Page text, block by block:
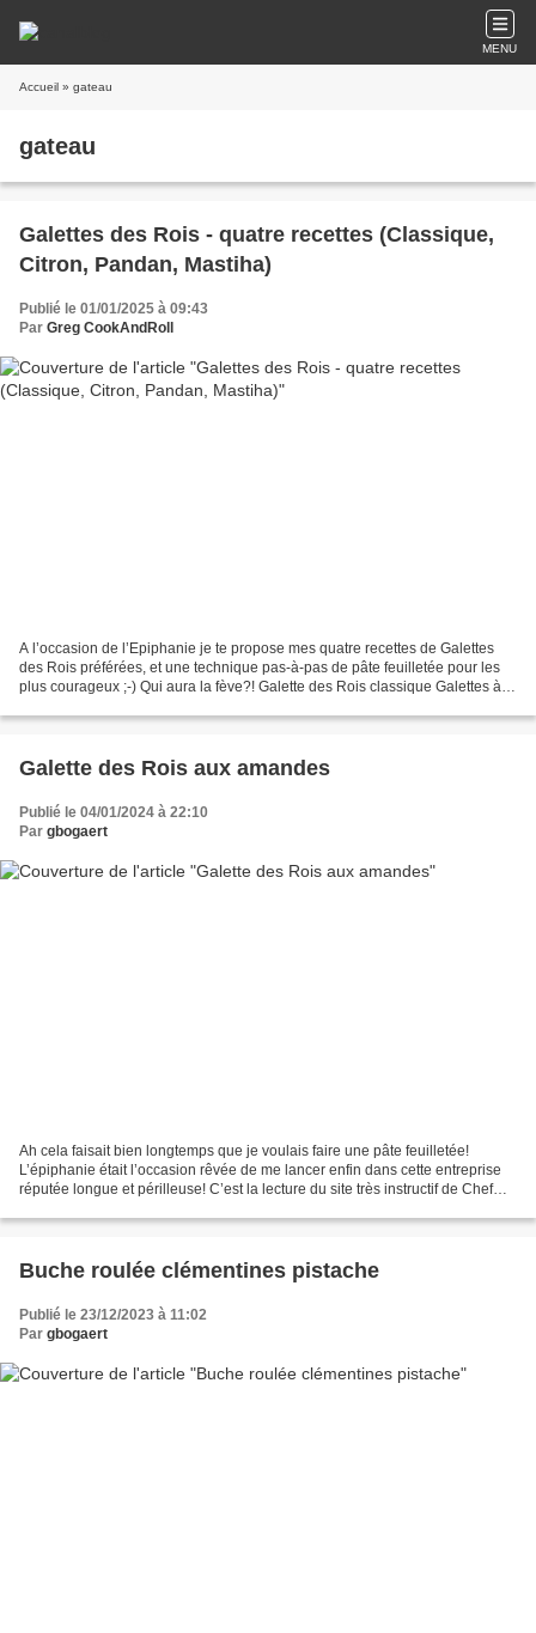
MENU
Accueil » gateau
gateau
Galettes des Rois - quatre recettes (Classique,
Citron, Pandan, Mastiha)
Publié le 01/01/2025 à 09:43
Par Greg CookAndRoll
A l’occasion de l’Epiphanie je te propose mes quatre recettes de Galettes
des Rois préférées, et une technique pas-à-pas de pâte feuilletée pour les
plus courageux ;-) Qui aura la fève?! Galette des Rois classique Galettes à la
Galette des Rois aux amandes
Publié le 04/01/2024 à 22:10
Par gbogaert
Ah cela faisait bien longtemps que je voulais faire une pâte feuilletée!
L’épiphanie était l’occasion rêvée de me lancer enfin dans cette entreprise
réputée longue et périlleuse! C’est la lecture du site très instructif de Chef
Buche roulée clémentines pistache
Publié le 23/12/2023 à 11:02
Par gbogaert